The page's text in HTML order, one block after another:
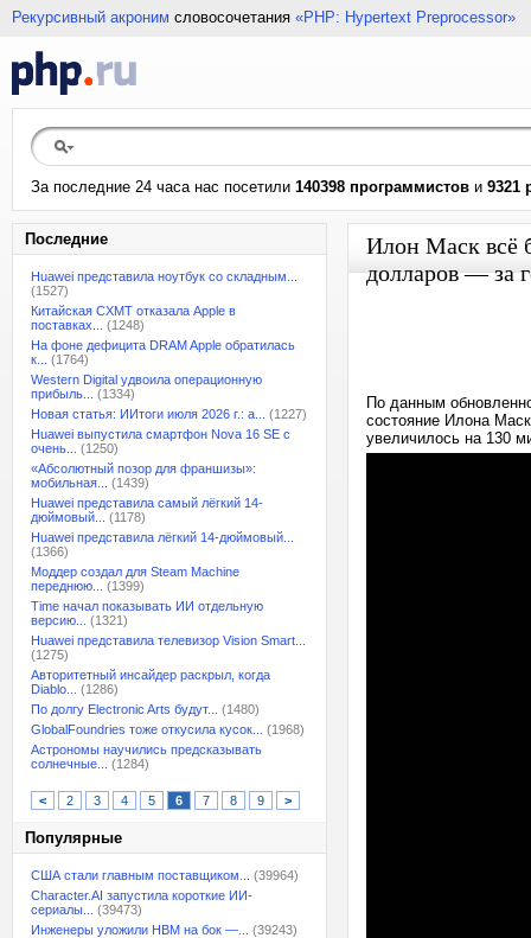
Рекурсивный акроним словосочетания «PHP: Hypertext Preprocessor»
За последние 24 часа нас посетили 140398 программистов и 9321
Последние
Huawei представила ноутбук со складным...
(1527)
Китайская CXMT отказала Apple в
поставках...
(1248)
На фоне дефицита DRAM Apple обратилась
к...
(1764)
Western Digital удвоила операционную
прибыль...
(1334)
Новая статья: ИИтоги июля 2026 г.: а...
(1227)
Huawei выпустила смартфон Nova 16 SE с
очень...
(1250)
«Абсолютный позор для франшизы»:
мобильная...
(1439)
Huawei представила самый лёгкий 14-
дюймовый...
(1178)
Huawei представила лёгкий 14-дюймовый...
(1366)
Моддер создал для Steam Machine
переднюю...
(1399)
Time начал показывать ИИ отдельную
версию...
(1321)
Huawei представила телевизор Vision Smart...
(1275)
Авторитетный инсайдер раскрыл, когда
Diablo...
(1286)
По долгу Electronic Arts будут...
(1480)
GlobalFoundries тоже откусила кусок...
(1968)
Астрономы научились предсказывать
солнечные...
(1284)
< 2 3 4 5 6 7 8 9 >
Популярные
США стали главным поставщиком...
(39964)
Character.AI запустила короткие ИИ-
сериалы...
(39473)
Инженеры уложили HBM на бок —...
(39243)
Илон Маск всё
долларов — за
По данным
состояние Илона
увеличилось на 130